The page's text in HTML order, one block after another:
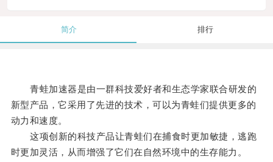
简介 排行
青蛙加速器是由一群科技爱好者和生态学家联合研发的
新型产品，它采用了先进的技术，可以为青蛙们提供更多的
动力和速度。
这项创新的科技产品让青蛙们在捕食时更加敏捷，逃跑
时更加灵活，从而增强了它们在自然环境中的生存能力。